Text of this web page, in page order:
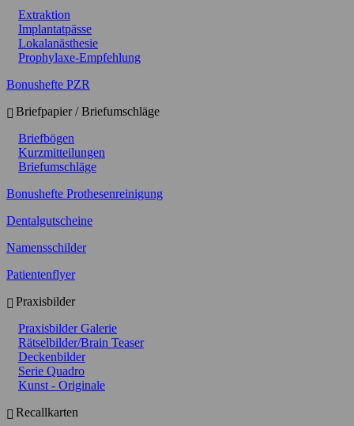
Extraktion
Implantatpässe
Lokalanästhesie
Prophylaxe-Empfehlung
Bonushefte PZR
Briefpapier / Briefumschläge
Briefbögen
Kurzmitteilungen
Briefumschläge
Bonushefte Prothesenreinigung
Dentalgutscheine
Namensschilder
Patientenflyer
Praxisbilder
Praxisbilder Galerie
Rätselbilder/Brain Teaser
Deckenbilder
Serie Quadro
Kunst - Originale
Recallkarten